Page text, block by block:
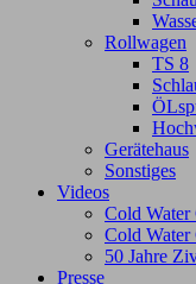
Rollwagen
TS 8
Gerätehaus
Sonstiges
Videos
Cold Water
Cold
50 Jahre
Presse